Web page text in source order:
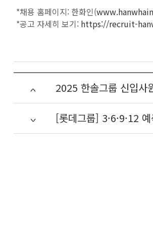
*채용 홈페이지: 한화인(
*공고 자세히 보기: https://recruit-
2025 한솔그룹 신입사
[롯데그룹] 3·6·9·12